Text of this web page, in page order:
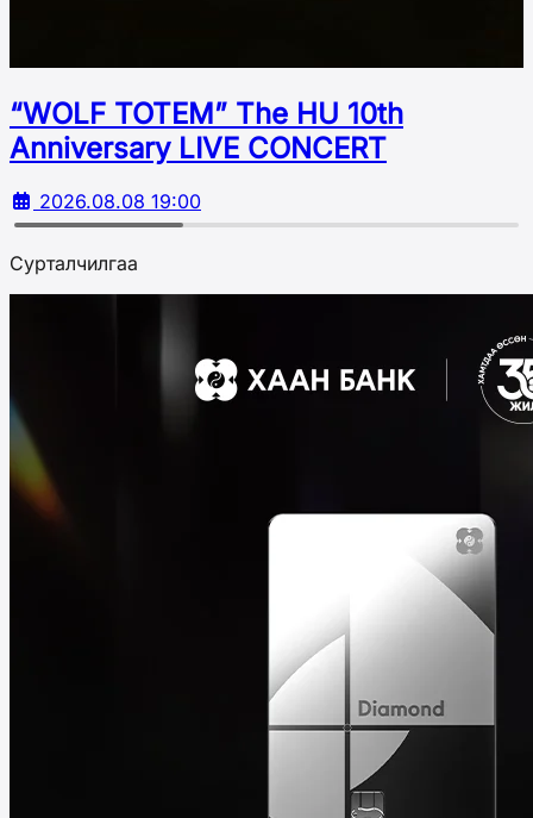
“WOLF TOTEM” The HU 10th
Аnniversary LIVE CONCERT
2026.08.08 19:00
Сурталчилгаа